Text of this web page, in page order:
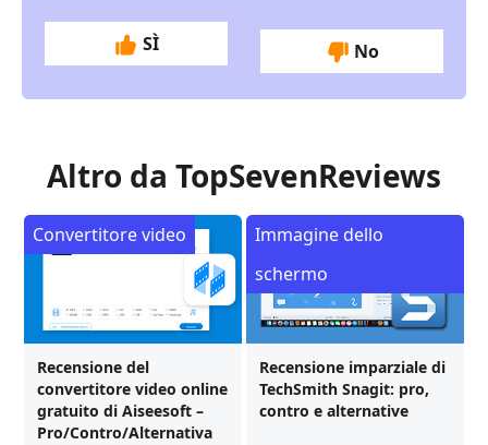
SÌ No
Altro da TopSevenReviews
Recensione del
convertitore video online
gratuito di Aiseesoft –
Pro/Contro/Alternativa
Convertitore video
Recensione imparziale di
TechSmith Snagit: pro,
contro e alternative
Immagine dello
schermo